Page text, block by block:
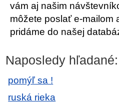
vám aj našim
môžete poslať e-mailom
pridáme do našej
Naposledy hľadané:
pomýľ sa !
ruská rieka